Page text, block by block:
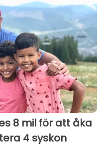
8 mil för att åka
4 syskon